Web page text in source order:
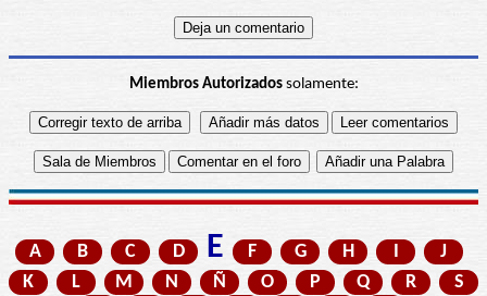
Miembros Autorizadossolamente:
A B C D E F G H I
J
K
L M N Ñ O P Q R
S